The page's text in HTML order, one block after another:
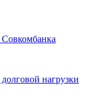
нагрузки